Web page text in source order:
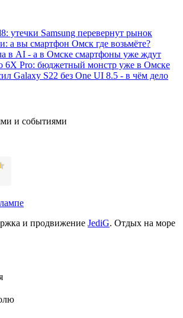
утечки Samsung перевернут рынок
а вы смартфон Омск где возьмёте?
в AI - а в Омске смартфоны уже ждут
6X Pro: бюджетный монстр уже в Омске
Galaxy S22 без One UI 8.5 - в чём дело
и событиями
и продвижение JediG. Отдых на море